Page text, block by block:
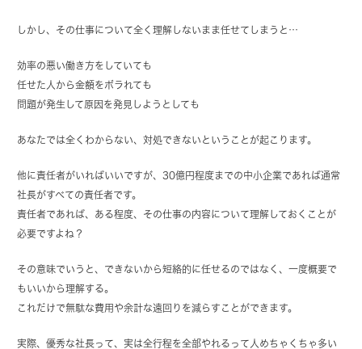
しかし、その仕事について全く理解しないまま任せてしまうと…
効率の悪い働き方をしていても
任せた人から金額をボラれても
問題が発生して原因を発見しようとしても
あなたでは全くわからない、対処できないということが起こります。
他に責任者がいればいいですが、30億円程度までの中小企業であれば通常
社長がすべての責任者です。
責任者であれば、ある程度、その仕事の内容について理解しておくことが
必要ですよね？
その意味でいうと、できないから短絡的に任せるのではなく、一度概要で
もいいから理解する。
これだけで無駄な費用や余計な遠回りを減らすことができます。
実際、優秀な社長って、実は全行程を全部やれるって人めちゃくちゃ多い